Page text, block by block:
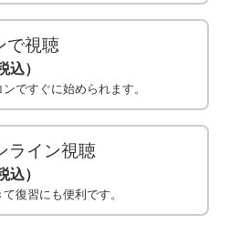
で視聴
）
ですぐに始められます。
ライン視聴
）
復習にも便利です。